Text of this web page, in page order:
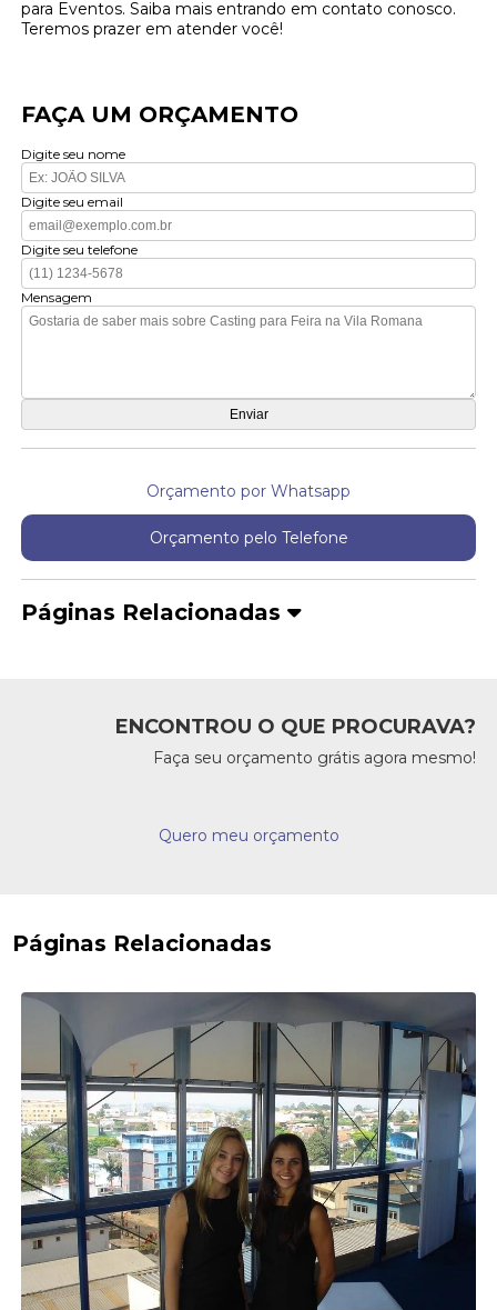
para Eventos. Saiba mais entrando em contato conosco.
Teremos prazer em atender você!
FAÇA UM ORÇAMENTO
Digite seu nome
Digite seu email
Digite seu telefone
Mensagem
Orçamento por Whatsapp
Orçamento pelo Telefone
Páginas Relacionadas
ENCONTROU O QUE PROCURAVA?
Faça seu orçamento grátis agora mesmo!
Quero meu orçamento
Páginas Relacionadas